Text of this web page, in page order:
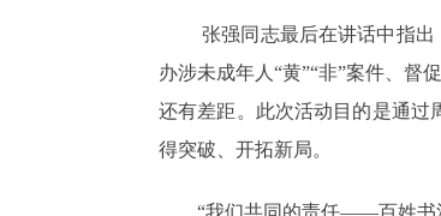
张强同志最后在讲话中指出
办涉未成年人“黄”“非”案件、督
还有差距。此次活动目的是通过
得突破、开拓新局。
“我们共同的责任——百姓书